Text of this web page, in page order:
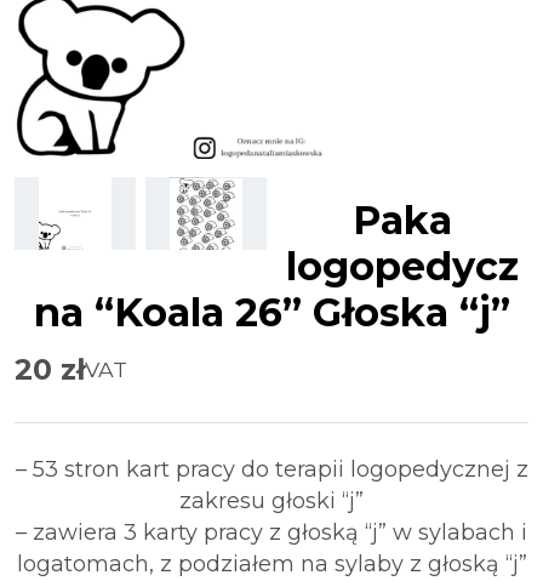
Paka
logopedycz
na “Koala 26” Głoska “j”
20 złVAT
– 53 stron kart pracy do terapii logopedycznej z
zakresu głoski “j”
– zawiera 3 karty pracy z głoską “j” w sylabach i
logatomach, z podziałem na sylaby z głoską “j”